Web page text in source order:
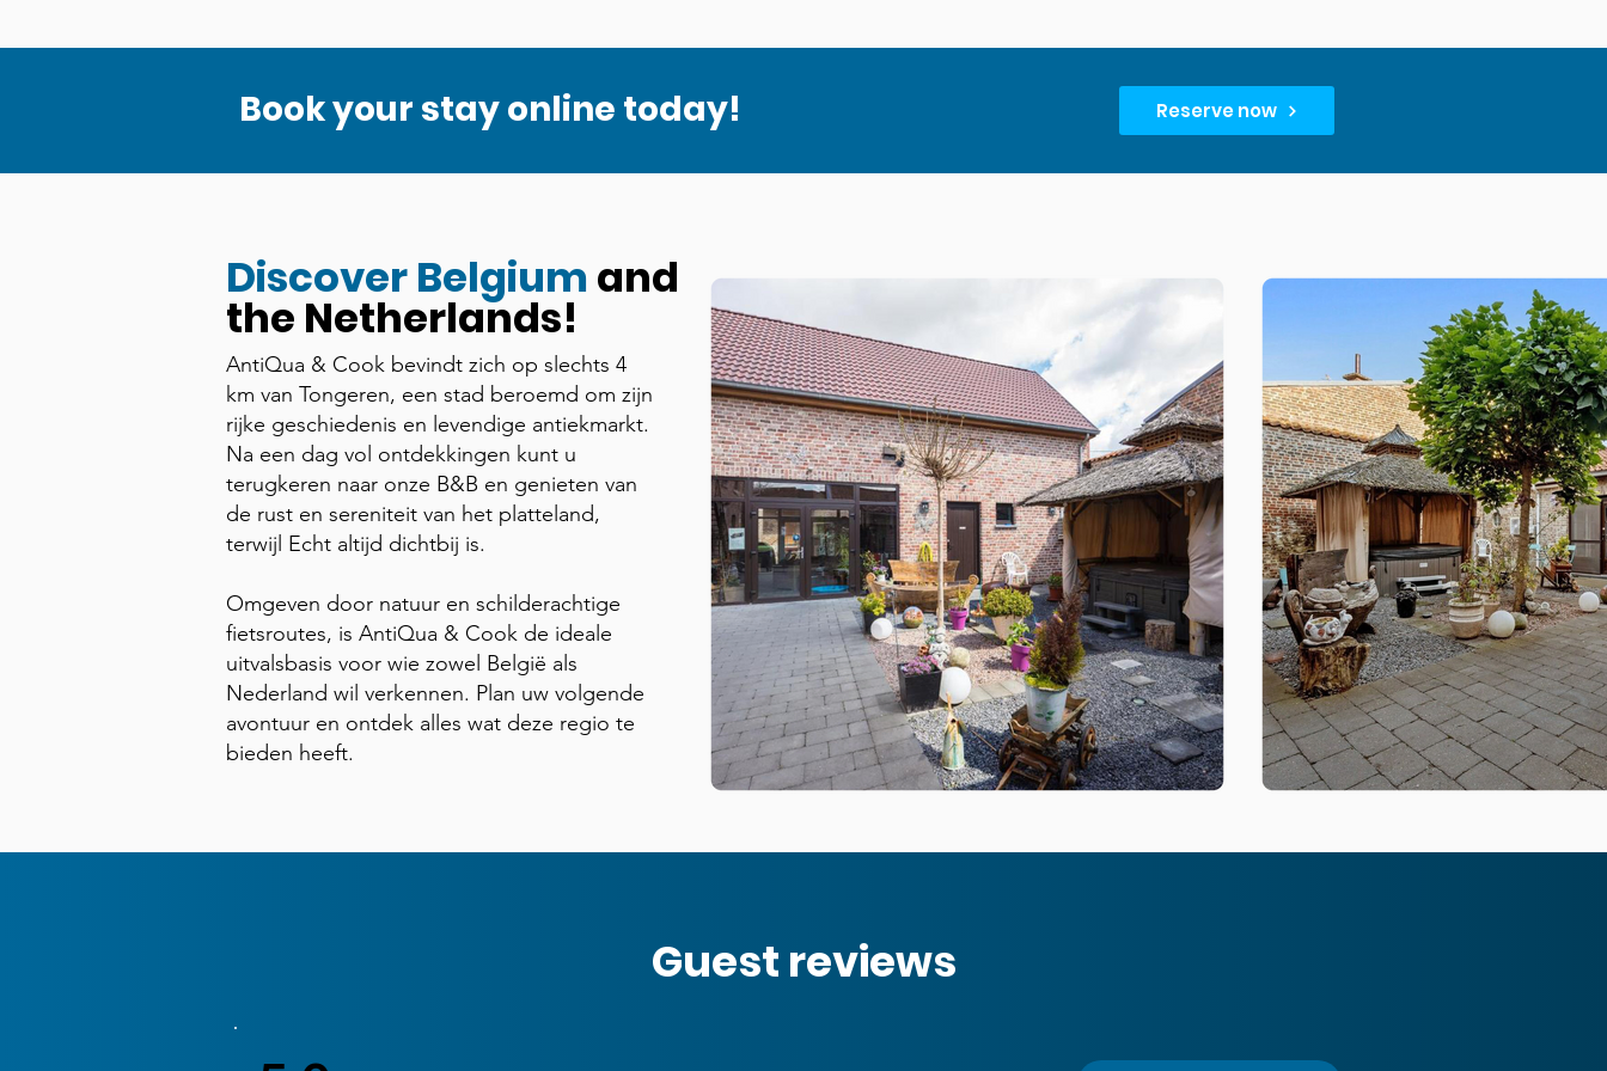
Book your stay online today! Reserve now
Discover Belgium and
the Netherlands!
AntiQua & Cook bevindt zich op slechts 4
km van Tongeren, een stad beroemd om zijn
rijke geschiedenis en levendige antiekmarkt.
Na een dag vol ontdekkingen kunt u
terugkeren naar onze B&B en genieten van
de rust en sereniteit van het platteland,
terwijl Echt altijd dichtbij is.
Omgeven door natuur en schilderachtige
fietsroutes, is AntiQua & Cook de ideale
uitvalsbasis voor wie zowel België als
Nederland wil verkennen. Plan uw volgende
avontuur en ontdek alles wat deze regio te
bieden heeft.
Guest reviews